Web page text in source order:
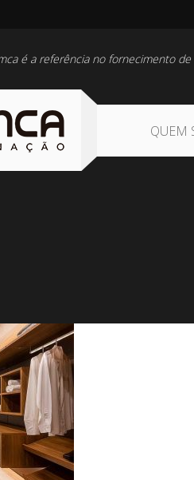
é a referência no fornecimento
QUEM